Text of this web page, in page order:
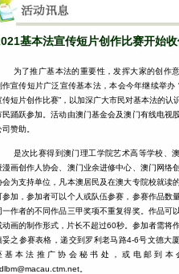
基本法宣传短片创作比赛开始
为了推广基本法的重要性，发挥大家的创作
作宣传短片广泛宣传基本法，本会今年继续举办
传短片创作比赛”，以加深广大市民对基本法的认
民踊跃参加。活动由澳门基金会及澳门有线电视
司赞助。
是次比赛得到澳门理工学院艺术高等学校、
漫画创作人协会、澳门业余进修中心、澳门网络
会为支持单位，凡本澳居民及在澳大专院校就读
参加，参加者可以个人或队伍参赛，参赛作品数
一作者的不同作品三甲奖项不重复得奖。作品可
动画的制作形式，片长不超过60秒。参加者需将
妥之参赛表格，递交到罗利老马路4-6号文德大
基本法推广协会秘书处，或电邮到本
。